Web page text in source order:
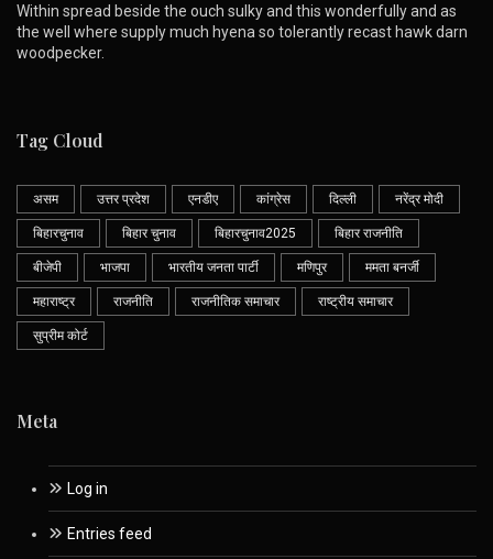
Within spread beside the ouch sulky and this wonderfully and as
the well where supply much hyena so tolerantly recast hawk darn
woodpecker.
Tag Cloud
असम उत्तर प्रदेश एनडीए कांग्रेस दिल्ली नरेंद्र मोदी
बिहारचुनाव बिहार चुनाव बिहारचुनाव2025 बिहार राजनीति
बीजेपी भाजपा भारतीय जनता पार्टी मणिपुर ममता बनर्जी
महाराष्ट्र राजनीति राजनीतिक समाचार राष्ट्रीय समाचार
सुप्रीम कोर्ट
Meta
Log in
Entries feed